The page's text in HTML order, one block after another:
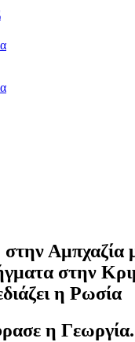
Αμπχαζία
στην
η Ρωσία
η Γεωργία.